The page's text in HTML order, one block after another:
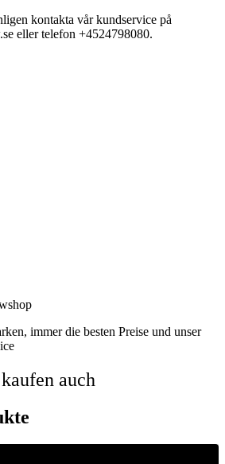
kontakta vår kundservice på
eller telefon +4524798080.
immer die besten Preise und unser
auch